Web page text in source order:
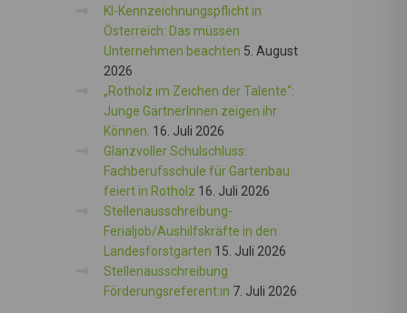
KI-Kennzeichnungspflicht in
Österreich: Das müssen
Unternehmen beachten 5. August
2026
„Rotholz im Zeichen der Talente“:
Junge GärtnerInnen zeigen ihr
Können. 16. Juli 2026
Glanzvoller Schulschluss:
Fachberufsschule für Gartenbau
feiert in Rotholz 16. Juli 2026
Stellenausschreibung-
Ferialjob/Aushilfskräfte in den
Landesforstgärten 15. Juli 2026
Stellenausschreibung
Förderungsreferent:in 7. Juli 2026